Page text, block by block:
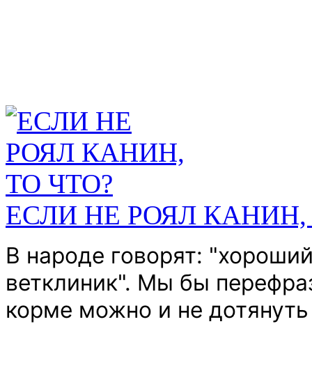
ЕСЛИ НЕ РОЯЛ КАНИН,
В народе говорят:
ветклиник". Мы бы
корме можно и не